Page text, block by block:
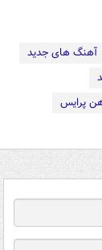
آهنگ های جدید
پرایس